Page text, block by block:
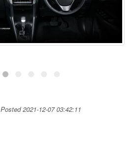
Posted 2021-12-07 03:42:11